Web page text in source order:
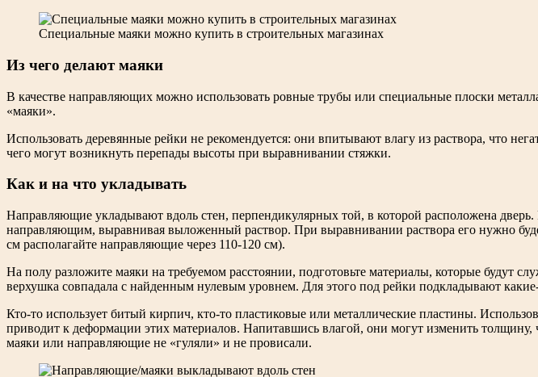
Специальные маяки можно купить в строительных магазинах
Из чего делают маяки
В качестве направляющих можно использовать ровные трубы или специальные плоски
«маяки».
Использовать деревянные рейки не рекомендуется: они впитывают влагу из раствора, что
чего могут возникнуть перепады высоты при выравнивании стяжки.
Как и на что укладывать
Направляющие укладывают вдоль стен, перпендикулярных той, в которой расположена
направляющим, выравнивая выложенный раствор. При выравнивании раствора его нужно
см располагайте направляющие через 110-120 см).
На полу разложите маяки на требуемом расстоянии, подготовьте материалы, которые
верхушка совпадала с найденным нулевым уровнем. Для этого под рейки подкладывают
Кто-то использует битый кирпич, кто-то пластиковые или металлические пластины.
приводит к деформации этих материалов. Напитавшись влагой, они могут изменить
маяки или направляющие не «гуляли» и не провисали.